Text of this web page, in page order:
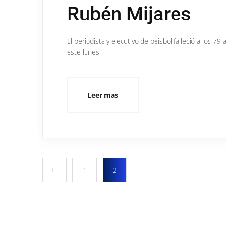
Rubén Mijares
El periodista y ejecutivo de beisbol falleció a los 79
este lunes
Leer más
1 2